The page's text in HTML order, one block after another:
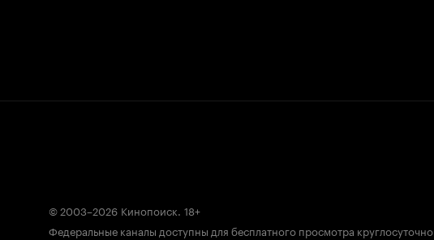
© 2003–2026 Кинопоиск. 18+
Федеральные каналы доступны для бесплатного просмотра круглосуточно